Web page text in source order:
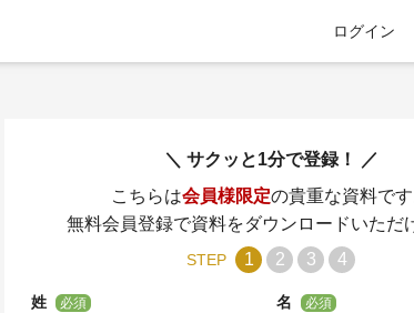
ログイン
サクッと1分で登録！
こちらは会員様限定の貴重な資料です
無料会員登録で資料をダウンロードいただ
STEP 1 2 3 4
姓 必須 名 必須